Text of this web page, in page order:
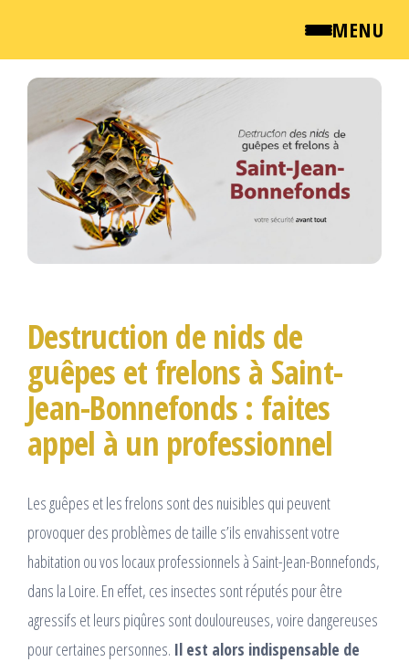
MENU
QUI SOMMES NOUS ?
NEWSROOM
TARIFS
ENGLISH
Passer
contenu
Destruction de nids de
guêpes et frelons à Saint-
Jean-Bonnefonds : faites
appel à un professionnel
Les guêpes et les frelons sont des nuisibles qui peuvent
provoquer des problèmes de taille s’ils envahissent votre
habitation ou vos locaux professionnels à Saint-Jean-Bonnefonds,
dans la Loire. En effet, ces insectes sont réputés pour être
agressifs et leurs piqûres sont douloureuses, voire dangereuses
pour certaines personnes. Il est alors indispensable de